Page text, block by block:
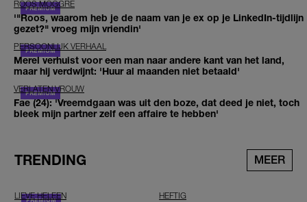
ROOS MOGGRÉ
'"Roos, waarom heb je de naam van je ex op je LinkedIn-tijdlijn
gezet?" vroeg mijn vriendin'
PERSOONLIJK VERHAAL
Merel verhuist voor een man naar andere kant van het land,
maar hij verdwijnt: 'Huur al maanden niet betaald'
VERLATEN VROUW
Fae (24): 'Vreemdgaan was uit den boze, dat deed je niet, toch
bleek mijn partner zelf een affaire te hebben'
TRENDING MEER
LIEVE HELEEN HEFTIG